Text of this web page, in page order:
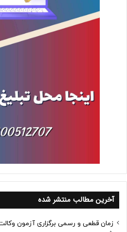
آخرین مطالب منتشر شده